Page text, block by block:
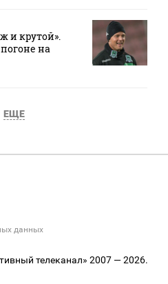
и крутой».
на
ЕЩЕ
данных
телеканал» 2007 — 2026.